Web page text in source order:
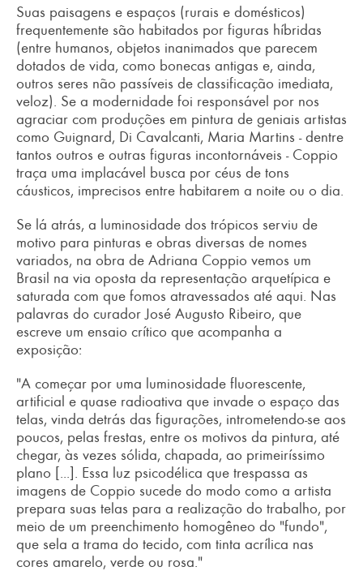
Suas paisagens e espaços (rurais e domésticos)
frequentemente são habitados por figuras híbridas
(entre humanos, objetos inanimados que parecem
dotados de vida, como bonecas antigas e, ainda,
outros seres não passíveis de classificação imediata,
veloz). Se a modernidade foi responsável por nos
agraciar com produções em pintura de geniais artistas
como Guignard, Di Cavalcanti, Maria Martins - dentre
tantos outros e outras figuras incontornáveis - Coppio
traça uma implacável busca por céus de tons
cáusticos, imprecisos entre habitarem a noite ou o dia.
Se lá atrás, a luminosidade dos trópicos serviu de
motivo para pinturas e obras diversas de nomes
variados, na obra de Adriana Coppio vemos um
Brasil na via oposta da representação arquetípica e
saturada com que fomos atravessados até aqui. Nas
palavras do curador José Augusto Ribeiro, que
escreve um ensaio crítico que acompanha a
exposição:
"A começar por uma luminosidade fluorescente,
artificial e quase radioativa que invade o espaço das
telas, vinda detrás das figurações, intrometendo-se aos
poucos, pelas frestas, entre os motivos da pintura, até
chegar, às vezes sólida, chapada, ao primeiríssimo
plano [...]. Essa luz psicodélica que trespassa as
imagens de Coppio sucede do modo como a artista
prepara suas telas para a realização do trabalho, por
meio de um preenchimento homogêneo do "fundo",
que sela a trama do tecido, com tinta acrílica nas
cores amarelo, verde ou rosa."